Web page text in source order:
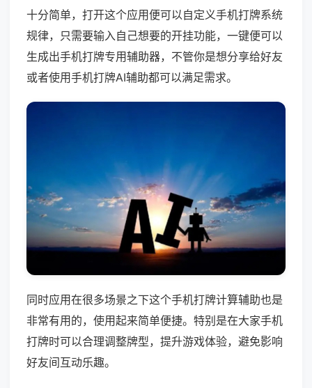
十分简单，打开这个应用便可以自定义手机打牌系统
规律，只需要输入自己想要的开挂功能，一键便可以
生成出手机打牌专用辅助器，不管你是想分享给好友
或者使用手机打牌AI辅助都可以满足需求。
同时应用在很多场景之下这个手机打牌计算辅助也是
非常有用的，使用起来简单便捷。特别是在大家手机
打牌时可以合理调整牌型，提升游戏体验，避免影响
好友间互动乐趣。